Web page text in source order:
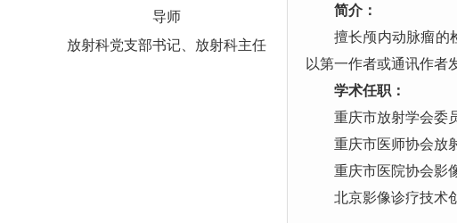
导师
放射科党支部书记、放射科主任
简介：
擅长颅内动脉瘤的
以第一作者或通讯作者
学术任职：
重庆市放射学会委
重庆市医师协会放
重庆市医院协会影
北京影像诊疗技术